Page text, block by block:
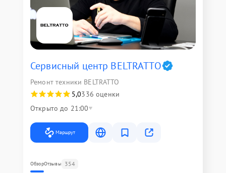
Сервисный центр BELTRATTO
Ремонт техники BELTRATTO
5,0336 оценки
Открыто до 21:00
Маршрут
ОбзорОтзывы 354